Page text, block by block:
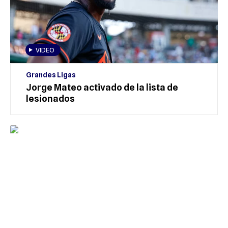
VIDEO
Grandes Ligas
Jorge Mateo activado de la lista de
lesionados